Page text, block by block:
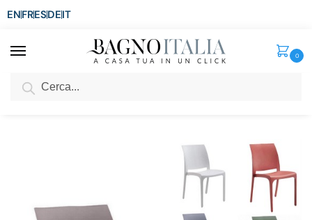
ENFRESDEIT
0
SCONTO del 3%